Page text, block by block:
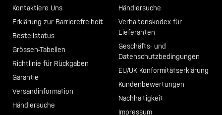
Kontaktiere Uns
Erklärung zur Barrierefreiheit
Bestellstatus
Grössen-Tabellen
Richtlinie für Rückgaben
Garantie
Versandinformation
Händlersuche
Händlersuche
Verhaltenskodex für
Lieferanten
Geschäfts- und
Datenschutzbedingungen
EU/UK Konformitätserklärung
Kundenbewertungen
Nachhaltigkeit
Impressum